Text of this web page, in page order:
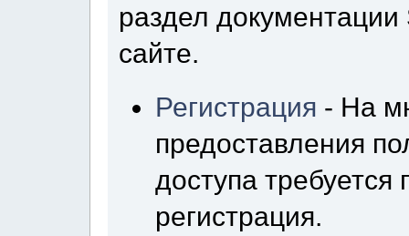
раздел
сайте.
Регистрация - На
предоставления
доступа
регистрация.